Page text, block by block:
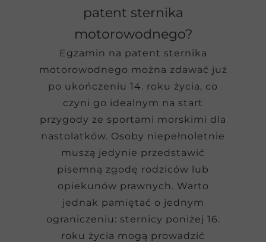
patent sternika
motorowodnego?
Egzamin na patent sternika
motorowodnego można zdawać już
po ukończeniu 14. roku życia, co
czyni go idealnym na start
przygody ze sportami morskimi dla
nastolatków. Osoby niepełnoletnie
muszą jedynie przedstawić
pisemną zgodę rodziców lub
opiekunów prawnych. Warto
jednak pamiętać o jednym
ograniczeniu: sternicy poniżej 16.
roku życia mogą prowadzić